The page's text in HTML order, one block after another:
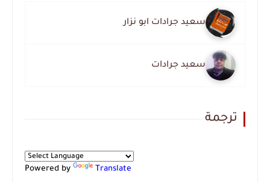
سعيد جرادات ابو نزار
سعيد جرادات
ترجمة
Powered by Translate